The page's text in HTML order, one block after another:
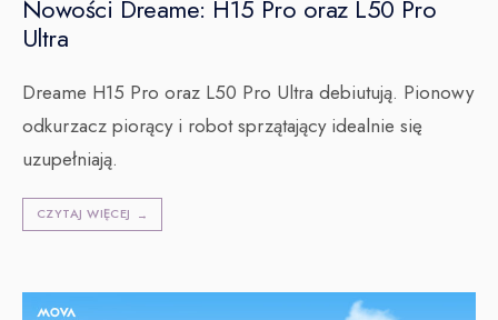
Nowości Dreame: H15 Pro oraz L50 Pro
Ultra
Dreame H15 Pro oraz L50 Pro Ultra debiutują. Pionowy
odkurzacz piorący i robot sprzątający idealnie się
uzupełniają.
CZYTAJ WIĘCEJ →